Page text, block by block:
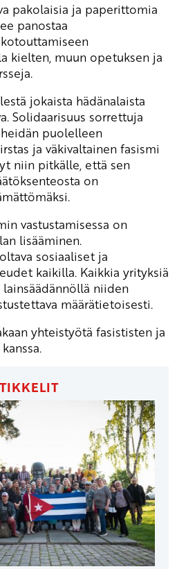
pakolaisia ja paperittomia
panostaa
kielten, muun opetuksen ja
jokaista hädänalaista
Solidaarisuus sorrettuja
puolelleen
ja väkivaltainen fasismi
niin pitkälle, että sen
on
vastustamisessa on
lisääminen.
sosiaaliset ja
kaikilla. Kaikkia yrityksiä
niiden
määrätietoisesti.
yhteistyötä fasististen ja